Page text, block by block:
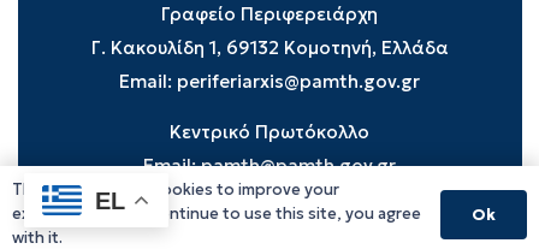
Γραφείο Περιφερειάρχη
Γ. Κακουλίδη 1, 69132 Κομοτηνή, Ελλάδα
Email: periferiarxis@pamth.gov.gr
Κεντρικό Πρωτόκολλο
Email:pamth@pamth.gov.gr
EL
This website uses cookies to improve your
experience. If you continue to use this site, you agree
with it.
Ok